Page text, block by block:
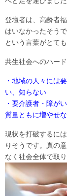
登壇者は、高齢者
はいなかったそう
という言葉がとて
共生社会へのハー
・地域の人々には
い、知らない
・要介護者・障が
質量ともに増やせ
現状を打破するに
りそうです。真の
なく社会全体で取